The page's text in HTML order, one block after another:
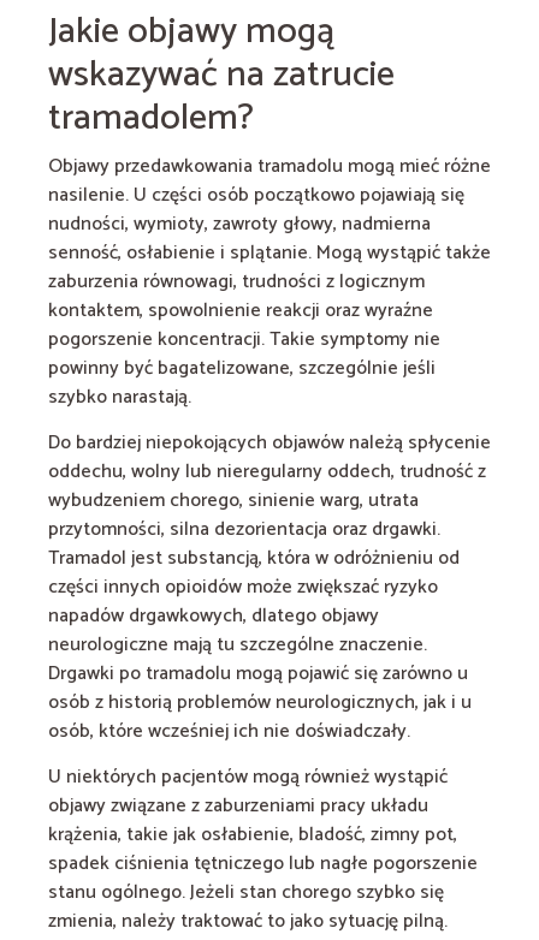
Jakie objawy mogą
wskazywać na zatrucie
tramadolem?
Objawy przedawkowania tramadolu mogą mieć różne
nasilenie. U części osób początkowo pojawiają się
nudności, wymioty, zawroty głowy, nadmierna
senność, osłabienie i splątanie. Mogą wystąpić także
zaburzenia równowagi, trudności z logicznym
kontaktem, spowolnienie reakcji oraz wyraźne
pogorszenie koncentracji. Takie symptomy nie
powinny być bagatelizowane, szczególnie jeśli
szybko narastają.
Do bardziej niepokojących objawów należą spłycenie
oddechu, wolny lub nieregularny oddech, trudność z
wybudzeniem chorego, sinienie warg, utrata
przytomności, silna dezorientacja oraz drgawki.
Tramadol jest substancją, która w odróżnieniu od
części innych opioidów może zwiększać ryzyko
napadów drgawkowych, dlatego objawy
neurologiczne mają tu szczególne znaczenie.
Drgawki po tramadolu mogą pojawić się zarówno u
osób z historią problemów neurologicznych, jak i u
osób, które wcześniej ich nie doświadczały.
U niektórych pacjentów mogą również wystąpić
objawy związane z zaburzeniami pracy układu
krążenia, takie jak osłabienie, bladość, zimny pot,
spadek ciśnienia tętniczego lub nagłe pogorszenie
stanu ogólnego. Jeżeli stan chorego szybko się
zmienia, należy traktować to jako sytuację pilną.